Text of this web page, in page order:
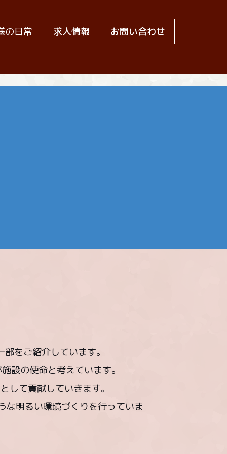
の日常 求人情報 お問い合わせ
をご紹介しています。
設の使命と考えています。
して貢献していきます。
な明るい環境づくりを行っていま